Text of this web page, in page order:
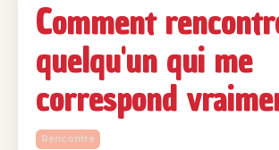
Comment
quelqu'un qui me
correspond
Rencontre